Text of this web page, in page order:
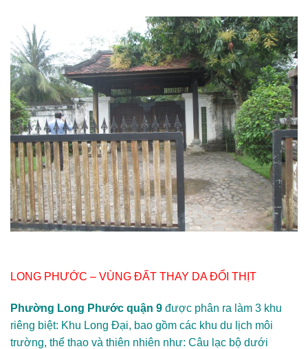
LONG PHƯỚC – VÙNG ĐẤT THAY DA ĐỔI THỊT
Phường Long Phước quận 9 được phân ra làm 3 khu
riêng biệt: Khu Long Đại, bao gồm các khu du lịch môi
trường, thể thao và thiên nhiên như: Câu lạc bộ dưới